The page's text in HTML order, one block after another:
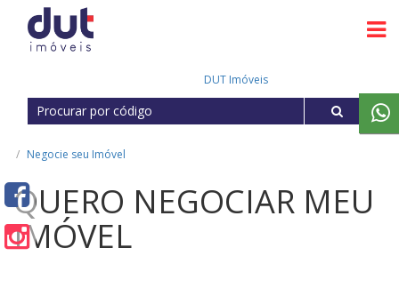
DUT Imóveis
Negocie seu Imóvel
QUERO NEGOCIAR MEU
IMÓVEL